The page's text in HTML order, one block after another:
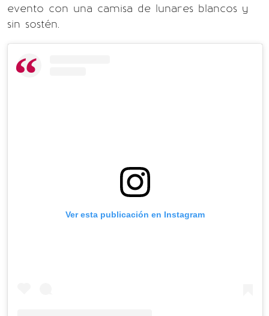
evento con una camisa de lunares blancos y
sin sostén.
Ver esta publicación en Instagram